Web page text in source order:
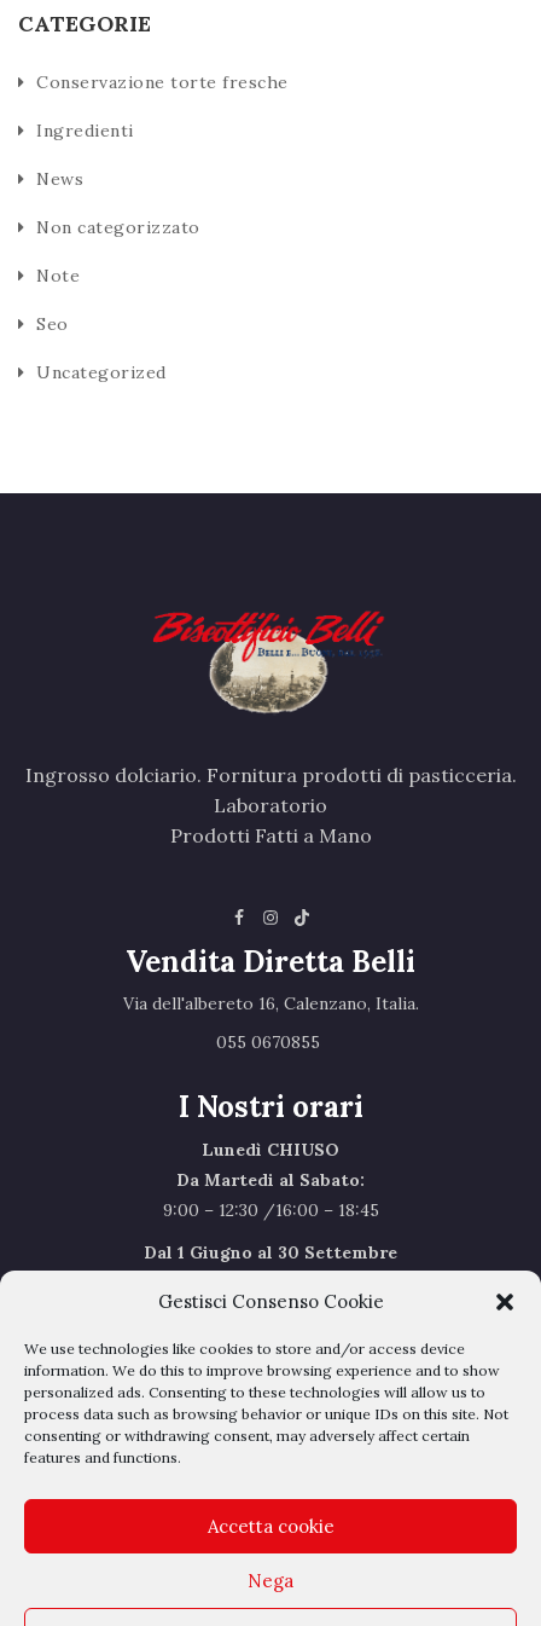
Gestisci Consenso Cookie
We use technologies like cookies to store and/or access device
information. We do this to improve browsing experience and to show
personalized ads. Consenting to these technologies will allow us to
process data such as browsing behavior or unique IDs on this site. Not
consenting or withdrawing consent, may adversely affect certain
features and functions.
Accetta cookie
Nega
CATEGORIE
Conservazione torte fresche
Ingredienti
News
Non categorizzato
Note
Seo
Uncategorized
Ingrosso dolciario. Fornitura prodotti di pasticceria.
Laboratorio
Prodotti Fatti a Mano
Vendita Diretta Belli
Via dell'albereto 16, Calenzano, Italia.‎
055 0670855 ‎
I Nostri orari
Lunedì CHIUSO
Da Martedi al Sabato:
9:00 – 12:30 /16:00 – 18:45
Dal 1 Giugno al 30 Settembre
Sabato Agosto Chiusi
I chiusi per Ferie dal 1 al 24Agosto
Privacy Policy–Cookie Policy